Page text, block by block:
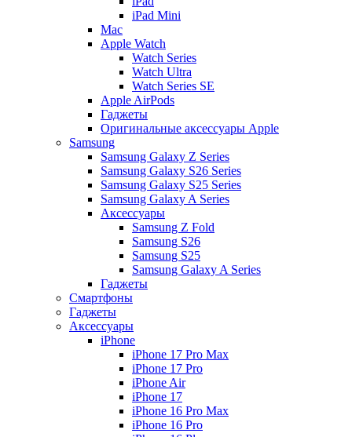
iPad Mini
Mac
Apple Watch
Watch Series
Watch Ultra
Watch Series SE
Apple AirPods
Гаджеты
Оригинальные аксессуары Apple
Samsung
Samsung Galaxy Z Series
Samsung Galaxy S26 Series
Samsung Galaxy S25 Series
Samsung Galaxy A Series
Аксессуары
Samsung Z Fold
Samsung S26
Samsung S25
Samsung Galaxy A Series
Гаджеты
Смартфоны
Гаджеты
Аксессуары
iPhone
iPhone 17 Pro Max
iPhone 17 Pro
iPhone Air
iPhone 17
iPhone 16 Pro Max
iPhone 16 Pro